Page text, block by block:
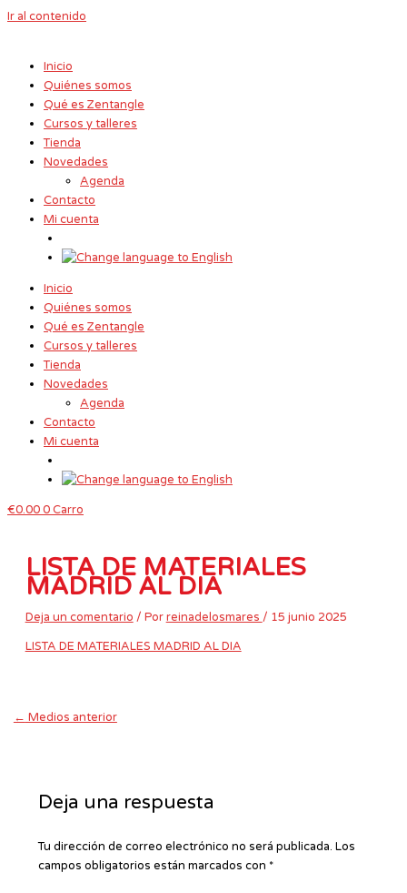
Ir al contenido
Inicio
Quiénes somos
Qué es Zentangle
Cursos y talleres
Tienda
Novedades
Agenda
Contacto
Mi cuenta
Inicio
Quiénes somos
Qué es Zentangle
Cursos y talleres
Tienda
Novedades
Agenda
Contacto
Mi cuenta
€0.000Carro
LISTA DE MATERIALES
MADRID AL DIA
Deja un comentario / Porreinadelosmares / 15 junio 2025
LISTA DE MATERIALES MADRID AL DIA
← Medios anterior
Deja una respuesta
Tu dirección de correo electrónico no será publicada. Los
campos obligatorios están marcados con *